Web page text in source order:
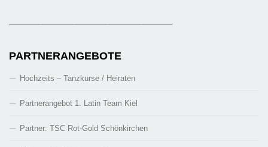
PARTNERANGEBOTE
Hochzeits – Tanzkurse / Heiraten
Partnerangebot 1. Latin Team Kiel
Partner: TSC Rot-Gold Schönkirchen